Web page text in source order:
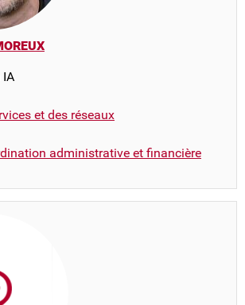
IA
et des réseaux
administrative et financière